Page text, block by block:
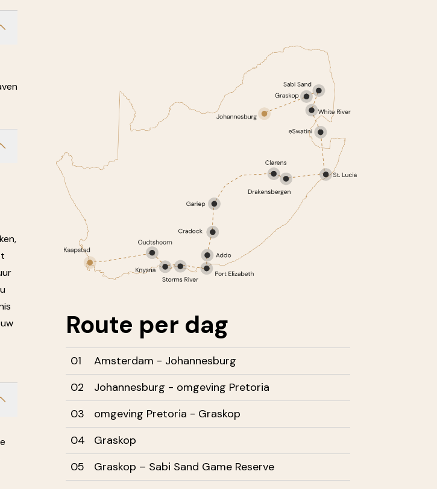
Route per dag
01
Amsterdam - Johannesburg
02
Johannesburg - omgeving Pretoria
03
omgeving Pretoria - Graskop
04
Graskop
05
Graskop – Sabi Sand Game Reserve